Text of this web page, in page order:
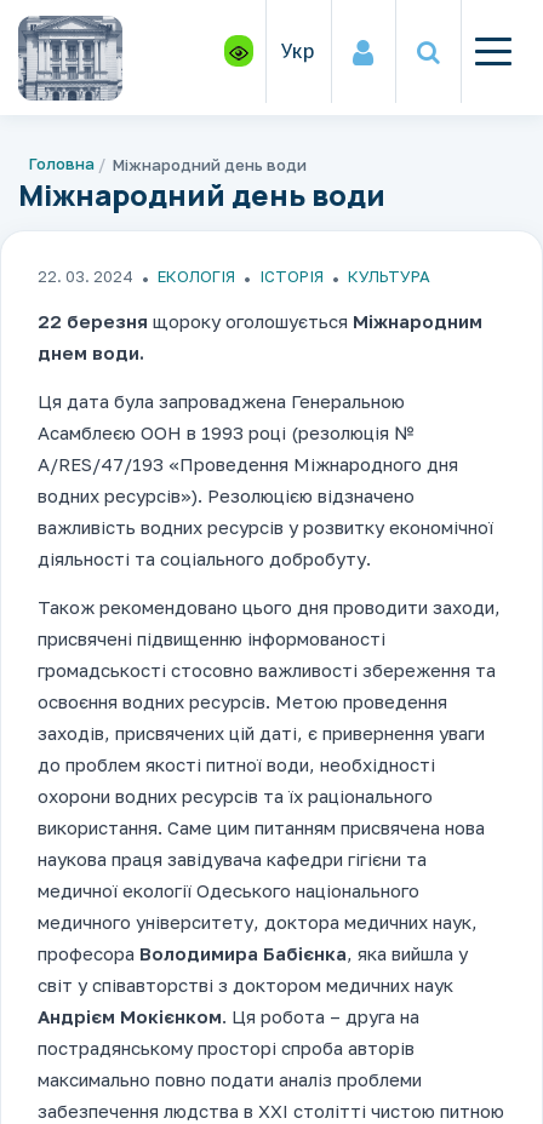
Укр
Головна Міжнародний день води
Міжнародний день води
22. 03. 2024 ЕКОЛОГІЯ ІСТОРІЯ КУЛЬТУРА
22 березня щороку оголошується Міжнародним
днем води.
Ця дата була запроваджена Генеральною
Асамблеєю ООН в 1993 році (резолюція №
А/RES/47/193 «Проведення Міжнародного дня
водних ресурсів»). Резолюцією відзначено
важливість водних ресурсів у розвитку економічної
діяльності та соціального добробуту.
Також рекомендовано цього дня проводити заходи,
присвячені підвищенню інформованості
громадськості стосовно важливості збереження та
освоєння водних ресурсів. Метою проведення
заходів, присвячених цій даті, є привернення уваги
до проблем якості питної води, необхідності
охорони водних ресурсів та їх раціонального
використання. Саме цим питанням присвячена нова
наукова праця завідувача кафедри гігієни та
медичної екології Одеського національного
медичного університету, доктора медичних наук,
професора Володимира Бабієнка, яка вийшла у
світ у співавторстві з доктором медичних наук
Андрієм Мокієнком. Ця робота – друга на
пострадянському просторі спроба авторів
максимально повно подати аналіз проблеми
забезпечення людства в XXI столітті чистою питною